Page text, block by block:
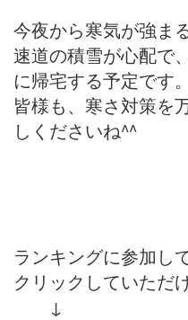
今夜から寒気が強ま
速道の積雪が心配で
に帰宅する予定です。
皆様も、寒さ対策を
しくださいね^^
ランキングに参加し
クリックしていただ
↓